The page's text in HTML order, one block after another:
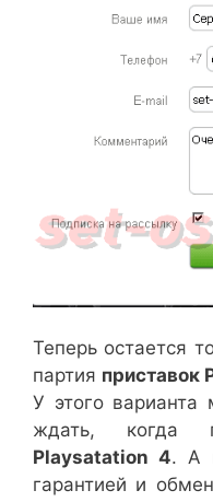
Теперь остается
партия приставок
У этого
ждать, когда
Playsatation 4. А
гарантией и